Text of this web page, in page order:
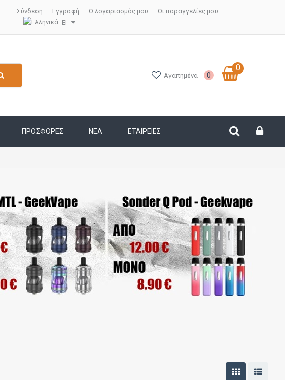
Σύνδεση Εγγραφή Ο λογαριασμός μου
Οι παραγγελίες μου
El
Αγαπημένα 0
0
ΠΡΟΣΦΟΡΕΣ ΝΕΑ ΕΤΑΙΡΕΊΕΣ